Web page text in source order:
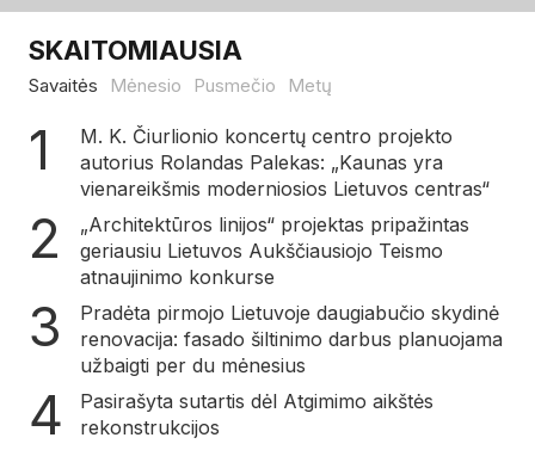
SKAITOMIAUSIA
Savaitės Mėnesio Pusmečio Metų
M. K. Čiurlionio koncertų centro projekto
autorius Rolandas Palekas: „Kaunas yra
vienareikšmis moderniosios Lietuvos centras“
„Architektūros linijos“ projektas pripažintas
geriausiu Lietuvos Aukščiausiojo Teismo
atnaujinimo konkurse
Pradėta pirmojo Lietuvoje daugiabučio skydinė
renovacija: fasado šiltinimo darbus planuojama
užbaigti per du mėnesius
Pasirašyta sutartis dėl Atgimimo aikštės
rekonstrukcijos